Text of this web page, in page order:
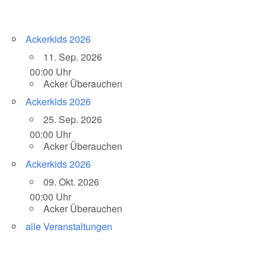
Ackerkids 2026
11. Sep. 2026
00:00 Uhr
Acker Überauchen
Ackerkids 2026
25. Sep. 2026
00:00 Uhr
Acker Überauchen
Ackerkids 2026
09. Okt. 2026
00:00 Uhr
Acker Überauchen
alle Veranstaltungen